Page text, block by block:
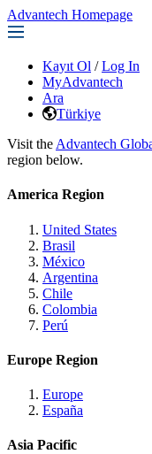
Advantech Homepage
Kayıt Ol / Log In
MyAdvantech
Ara
Türkiye
Visit the Advantech
region below.
America Region
United States
Brasil
México
Argentina
Chile
Colombia
Perú
Europe Region
Europe
España
Asia Pacific